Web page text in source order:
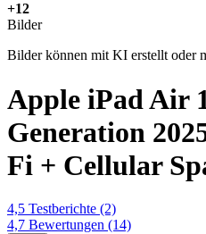
+12
Bilder
Bilder können mit KI erstellt oder
Apple iPad Air
Generation
Fi + Cellular
4,5 Testberichte (2)
4,7 Bewertungen (14)